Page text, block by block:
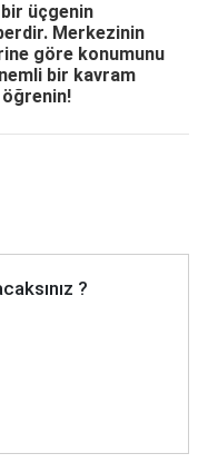
bir üçgenin
Merkezinin
göre konumunu
bir kavram
?